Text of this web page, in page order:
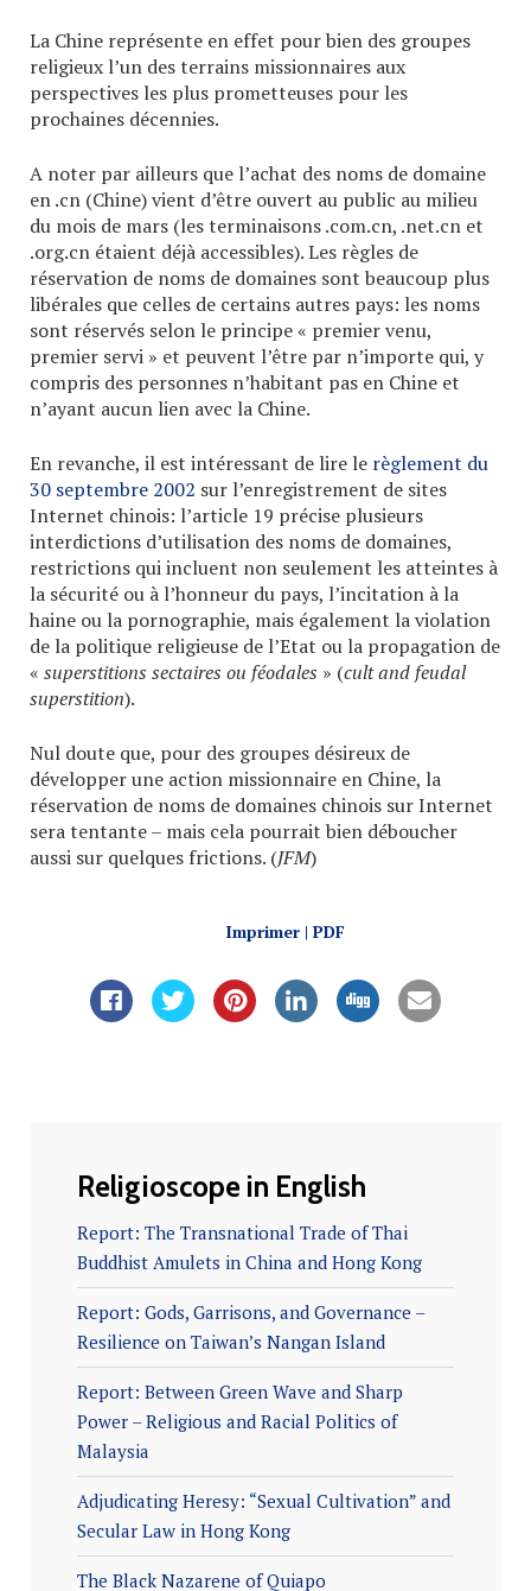
La Chine représente en effet pour bien des groupes
religieux l’un des terrains missionnaires aux
perspectives les plus prometteuses pour les
prochaines décennies.
A noter par ailleurs que l’achat des noms de domaine
en .cn (Chine) vient d’être ouvert au public au milieu
du mois de mars (les terminaisons .com.cn, .net.cn et
.org.cn étaient déjà accessibles). Les règles de
réservation de noms de domaines sont beaucoup plus
libérales que celles de certains autres pays: les noms
sont réservés selon le principe « premier venu,
premier servi » et peuvent l’être par n’importe qui, y
compris des personnes n’habitant pas en Chine et
n’ayant aucun lien avec la Chine.
En revanche, il est intéressant de lire le règlement du
30 septembre 2002 sur l’enregistrement de sites
Internet chinois: l’article 19 précise plusieurs
interdictions d’utilisation des noms de domaines,
restrictions qui incluent non seulement les atteintes à
la sécurité ou à l’honneur du pays, l’incitation à la
haine ou la pornographie, mais également la violation
de la politique religieuse de l’Etat ou la propagation de
« superstitions sectaires ou féodales » (cult and feudal
superstition).
Nul doute que, pour des groupes désireux de
développer une action missionnaire en Chine, la
réservation de noms de domaines chinois sur Internet
sera tentante – mais cela pourrait bien déboucher
aussi sur quelques frictions. (JFM)
Imprimer | PDF
Religioscope in English
Report: The Transnational Trade of Thai
Buddhist Amulets in China and Hong Kong
Report: Gods, Garrisons, and Governance –
Resilience on Taiwan’s Nangan Island
Report: Between Green Wave and Sharp
Power – Religious and Racial Politics of
Malaysia
Adjudicating Heresy: “Sexual Cultivation” and
Secular Law in Hong Kong
The Black Nazarene of Quiapo